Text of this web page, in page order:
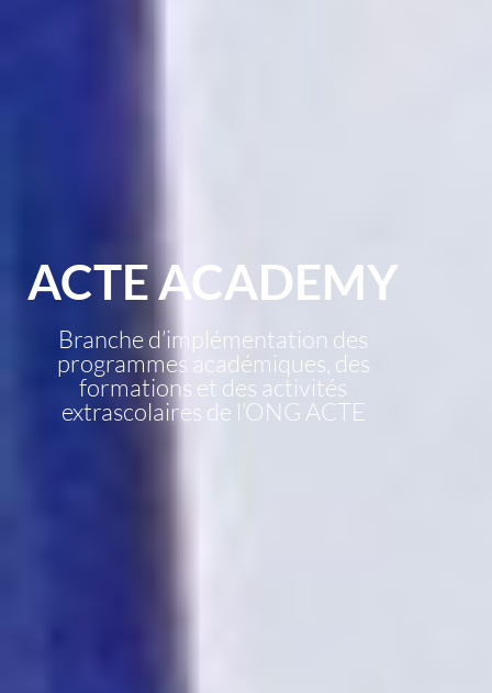
ACTE ACADEMY
Branche d’implémentation des
programmes académiques, des
formations et des activités
extrascolaires de l’ONG ACTE